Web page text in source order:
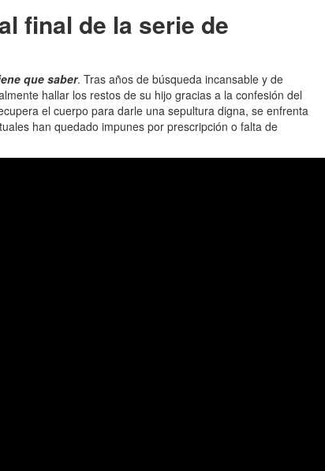
final de la serie de
que saber. Tras años de búsqueda incansable y de
hallar los restos de su hijo gracias a la confesión del
el cuerpo para darle una sepultura digna, se enfrenta
han quedado impunes por prescripción o falta de